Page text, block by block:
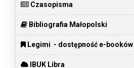
Czasopisma
Bibliografia Małopolski
Legimi - dostępność e-booków
IBUK Libra